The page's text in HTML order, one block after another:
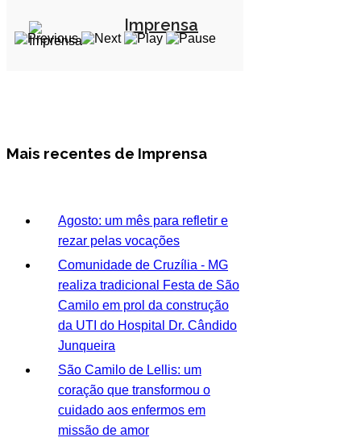
Imprensa
Mais recentes de Imprensa
Agosto: um mês para refletir e
rezar pelas vocações
Comunidade de Cruzília - MG
realiza tradicional Festa de São
Camilo em prol da construção
da UTI do Hospital Dr. Cândido
Junqueira
São Camilo de Lellis: um
coração que transformou o
cuidado aos enfermos em
missão de amor